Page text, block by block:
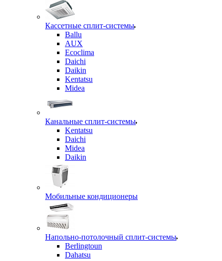
Кассетные сплит-системы
Ballu
AUX
Ecoclima
Daichi
Daikin
Kentatsu
Midea
Канальные сплит-системы
Kentatsu
Daichi
Midea
Daikin
Мобильные кондиционеры
Напольно-потолочный сплит-системы
Berlingtoun
Dahatsu